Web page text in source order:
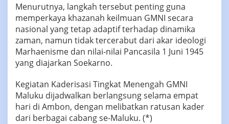
Menurutnya, langkah tersebut penting guna
memperkaya khazanah keilmuan GMNI secara
nasional yang tetap adaptif terhadap dinamika
zaman, namun tidak tercerabut dari akar ideologi
Marhaenisme dan nilai-nilai Pancasila 1 Juni 1945
yang diajarkan Soekarno.
Kegiatan Kaderisasi Tingkat Menengah GMNI
Maluku dijadwalkan berlangsung selama empat
hari di Ambon, dengan melibatkan ratusan kader
dari berbagai cabang se-Maluku. (*)